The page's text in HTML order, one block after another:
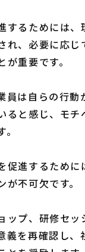
するためには、
れ、必要に応じ
重要です。
員は自らの行動
ると感じ、モチ
促進するために
不可欠です。
ップ、研修セッ
義を再確認し、